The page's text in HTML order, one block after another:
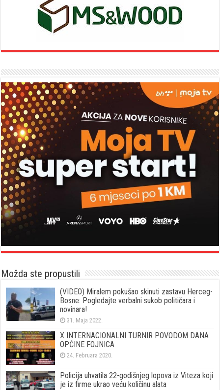
Možda ste propustili
(VIDEO) Miralem pokušao skinuti zastavu Herceg-
Bosne: Pogledajte verbalni sukob političara i
novinara!
31. Maja 2022.
X INTERNACIONALNI TURNIR POVODOM DANA
OPĆINE FOJNICA
24. Februara 2020.
Policija uhvatila 22-godišnjeg lopova iz Viteza koji
je iz firme ukrao veću količinu alata